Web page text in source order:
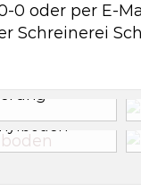
0 oder per E-
Schreinerei